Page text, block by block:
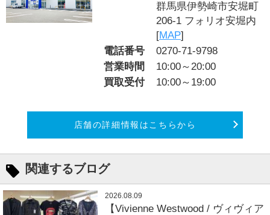
群馬県伊勢崎市安堀町
206-1 フォリオ安堀内
[MAP]
電話番号
0270-71-9798
営業時間
10:00～20:00
買取受付
10:00～19:00
店舗の詳細情報はこちらから
関連するブログ
2026.08.09
【Vivienne Westwood / ヴィヴィア